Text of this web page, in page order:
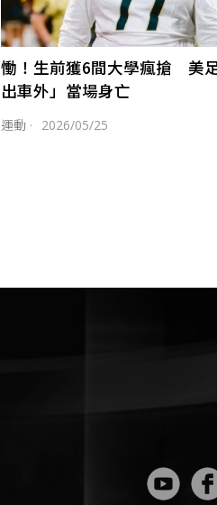
慟！生前獲6間大學瘋搶 美
出車外」當場身亡
運動 · 2026/05/25